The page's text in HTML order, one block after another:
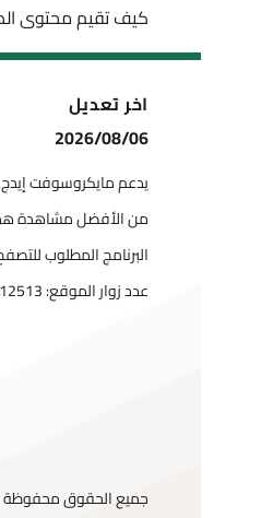
كيف تقيم محتوى الصفحة؟
اخر تعديل
2026/08/06
يدعم مايكروسوفت إيدج, جوجل
من الأفضل مشاهدة هذا الموقع من
البرنامج المطلوب للتصفح: Adobe Reader
عدد زوار الموقع:3312513
جميع الحقوق محفوظة © 2026 المؤسسة العامة للغذاء والدواء